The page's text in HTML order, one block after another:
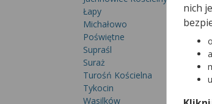
Łapy
Michałowo
Poświętne
Supraśl
Suraż
Turośń Kościelna
Tykocin
Wasilków
nich